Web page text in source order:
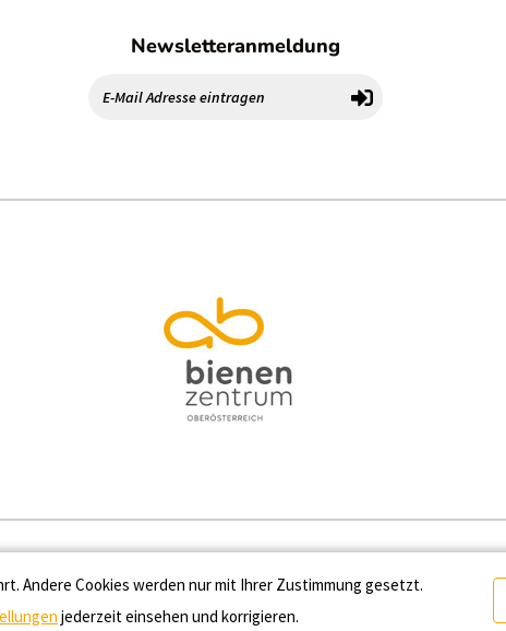
Newsletteranmeldung
Andere Cookies werden nur mit Ihrer Zustimmung gesetzt.
jederzeit einsehen und korrigieren.